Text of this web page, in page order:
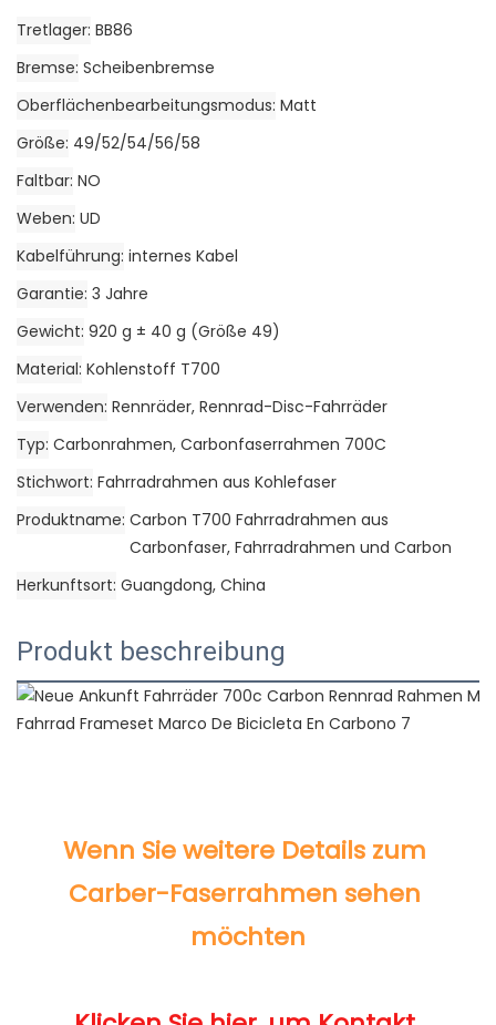
Tretlager BB86
Bremse Scheibenbremse
Oberflächenbearbeitungsmodus Matt
Größe 49/52/54/56/58
Faltbar NO
Weben UD
Kabelführung internes Kabel
Garantie 3 Jahre
Gewicht 920 g ± 40 g (Größe 49)
Material Kohlenstoff T700
Verwenden Rennräder, Rennrad-Disc-Fahrräder
Typ Carbonrahmen, Carbonfaserrahmen 700C
Stichwort Fahrradrahmen aus Kohlefaser
Produktname Carbon T700 Fahrradrahmen aus
Carbonfaser, Fahrradrahmen und Carbon
Herkunftsort Guangdong, China
Produkt beschreibung
Wenn Sie weitere Details zum
Carber-Faserrahmen sehen